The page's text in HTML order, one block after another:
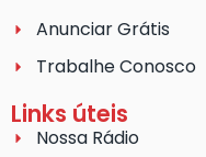
Anunciar Grátis
Trabalhe Conosco
Links úteis
Nossa Rádio